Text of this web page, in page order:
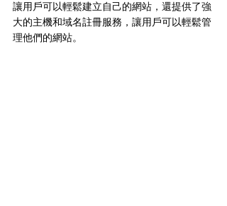
讓用戶可以輕鬆建立自己的網站，還提供了強
大的主機和域名註冊服務，讓用戶可以輕鬆管
理他們的網站。